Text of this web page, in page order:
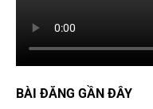
BÀI ĐĂNG GẦN ĐÂY